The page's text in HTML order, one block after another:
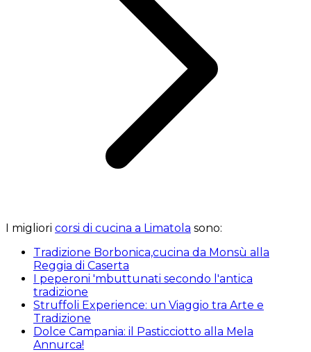
I migliori corsi di cucina a Limatola sono:
Tradizione Borbonica,cucina da Monsù alla
Reggia di Caserta
I peperoni 'mbuttunati secondo l'antica
tradizione
Struffoli Experience: un Viaggio tra Arte e
Tradizione
Dolce Campania: il Pasticciotto alla Mela
Annurca!